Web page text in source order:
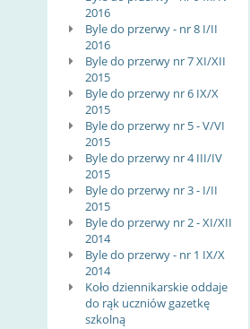
2016
Byle do przerwy - nr 8 I/II
2016
Byle do przerwy nr 7 XI/XII
2015
Byle do przerwy nr 6 IX/X
2015
Byle do przerwy nr 5 - V/VI
2015
Byle do przerwy nr 4 III/IV
2015
Byle do przerwy nr 3 - I/II
2015
Byle do przerwy nr 2 - XI/XII
2014
Byle do przerwy - nr 1 IX/X
2014
Koło dziennikarskie oddaje
do rąk uczniów gazetkę
szkolną